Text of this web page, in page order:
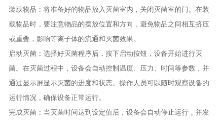
装载物品：将准备好的物品放入灭菌室内，关闭灭菌室的门。在装
载物品时，要注意物品的摆放位置和方向，避免物品之间相互挤压
或重叠，影响等离子体的流通和灭菌效果。
启动灭菌：选择好灭菌程序后，按下启动按钮，设备开始进行灭
菌。在灭菌过程中，设备会自动控制温度、压力、时间等参数，并
通过显示屏显示灭菌的进度和状态。操作人员可以随时观察设备的
运行情况，确保设备正常运行。
完成灭菌：当灭菌时间达到设定值后，设备会自动停止运行，并发